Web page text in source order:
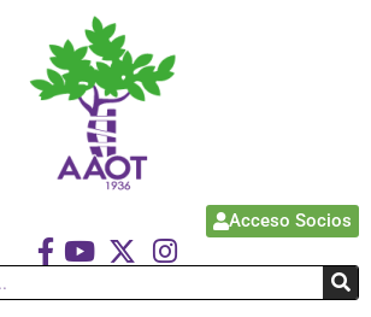
Acceso Socios